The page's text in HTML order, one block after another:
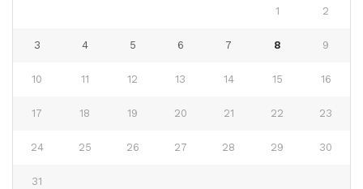
1 2
3 4 5 6 7 8 9
10 11 12 13 14 15 16
17 18 19 20 21 22 23
24 25 26 27 28 29 30
31